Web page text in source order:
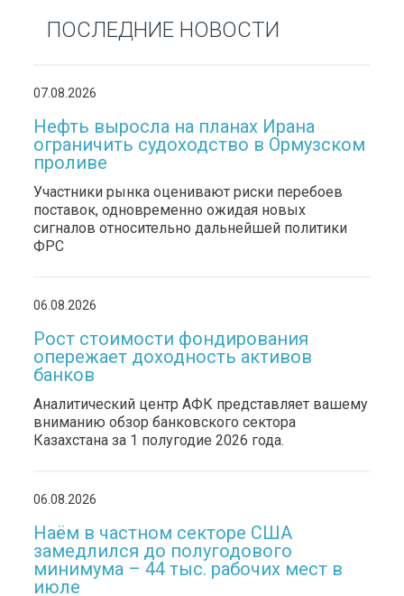
ПОСЛЕДНИЕ НОВОСТИ
07.08.2026
Нефть выросла на планах Ирана
ограничить судоходство в Ормузском
проливе
Участники рынка оценивают риски перебоев
поставок, одновременно ожидая новых
сигналов относительно дальнейшей политики
ФРС
06.08.2026
Рост стоимости фондирования
опережает доходность активов
банков
Аналитический центр АФК представляет вашему
вниманию обзор банковского сектора
Казахстана за 1 полугодие 2026 года.
06.08.2026
Наём в частном секторе США
замедлился до полугодового
минимума – 44 тыс. рабочих мест в
июле